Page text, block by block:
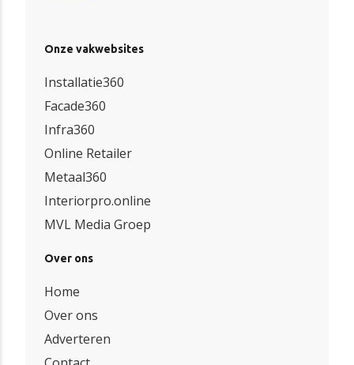
Onze vakwebsites
Installatie360
Facade360
Infra360
Online Retailer
Metaal360
Interiorpro.online
MVL Media Groep
Over ons
Home
Over ons
Adverteren